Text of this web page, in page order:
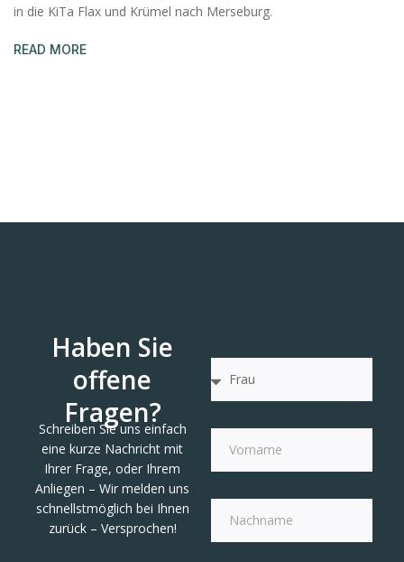
in die KiTa Flax und Krümel nach Merseburg.
READ MORE
Haben Sie
offene
Fragen?
Schreiben Sie uns einfach
eine kurze Nachricht mit
Ihrer Frage, oder Ihrem
Anliegen – Wir melden uns
schnellstmöglich bei Ihnen
zurück – Versprochen!